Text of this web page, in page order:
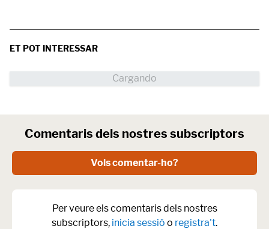
ET POT INTERESSAR
Comentaris dels nostres subscriptors
Vols comentar-ho?
Per veure els comentaris dels nostres
subscriptors, inicia sessió o registra't.